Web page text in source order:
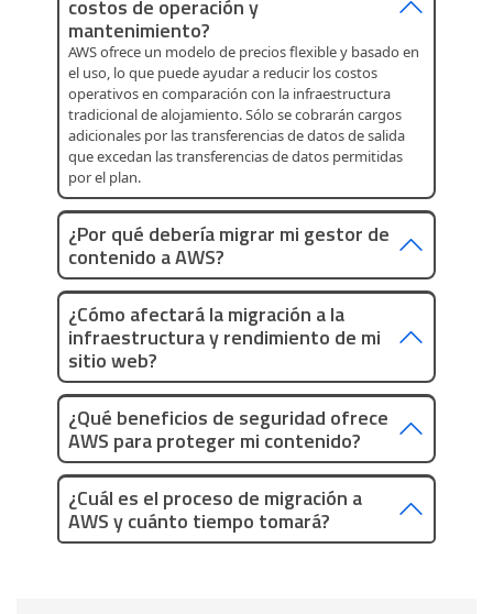
costos de operación y
mantenimiento?
AWS ofrece un modelo de precios flexible y basado en
el uso, lo que puede ayudar a reducir los costos
operativos en comparación con la infraestructura
tradicional de alojamiento. Sólo se cobrarán cargos
adicionales por las transferencias de datos de salida
que excedan las transferencias de datos permitidas
por el plan.
¿Por qué debería migrar mi gestor de
contenido a AWS?
¿Cómo afectará la migración a la
infraestructura y rendimiento de mi
sitio web?
¿Qué beneficios de seguridad ofrece
AWS para proteger mi contenido?
¿Cuál es el proceso de migración a
AWS y cuánto tiempo tomará?